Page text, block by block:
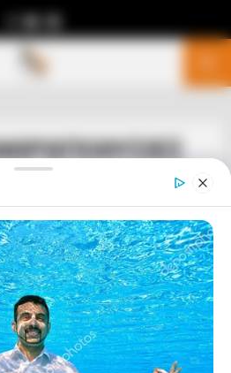
ΚΑΤΑΣΤΡΟΦΗ ΤΟΥ
ΔΕΝ ΣΑΣ
ΠΑΡΑΝΟΙΑΣ ΟΠΟΥ Η
ΑΚΟΥΓΕΤΑΙ ΜΙΑ
ΤΗΣ ΓΙΑΤΡΟΥ ΑΣΠΑΣΙΑΣ
ΠΑΘΟΛΟΓΟΥ, ΕΙΔΙΚΗΣ